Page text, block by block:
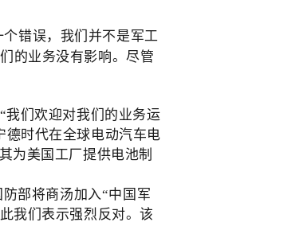
错误，我们并不是军工
的业务没有影响。尽管
我们欢迎对我们的业务运
德时代在全球电动汽车电
为美国工厂提供电池制
部将商汤加入“中国军
我们表示强烈反对。该